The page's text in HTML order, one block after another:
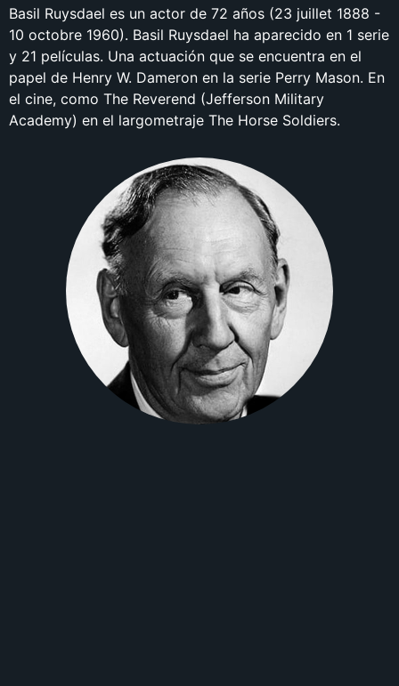
Basil Ruysdael es un actor de 72 años (23 juillet 1888 -
10 octobre 1960). Basil Ruysdael ha aparecido en 1 serie
y 21 películas. Una actuación que se encuentra en el
papel de Henry W. Dameron en la serie Perry Mason. En
el cine, como The Reverend (Jefferson Military
Academy) en el largometraje The Horse Soldiers.